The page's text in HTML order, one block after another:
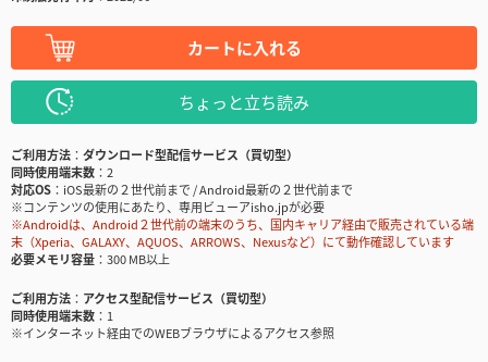
カートに入れる
ちょっと立ち読み
ご利用方法
ダウンロード型配信サービス（買切型）
同時使用端末数
2
対応OS
iOS最新の２世代前まで / Android最新の２世代前まで
※コンテンツの使用にあたり、専用ビューアisho.jpが必要
※Androidは、Android２世代前の端末のうち、国内キャリア経由で販売されている端
末（Xperia、GALAXY、AQUOS、ARROWS、Nexusなど）にて動作確認しています
必要メモリ容量
300 MB以上
ご利用方法
アクセス型配信サービス（買切型）
同時使用端末数
1
※インターネット経由でのWEBブラウザによるアクセス参照